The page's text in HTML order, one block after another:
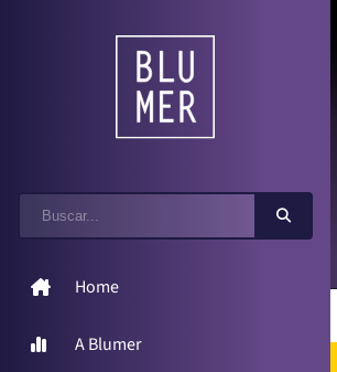
Home
A Blumer